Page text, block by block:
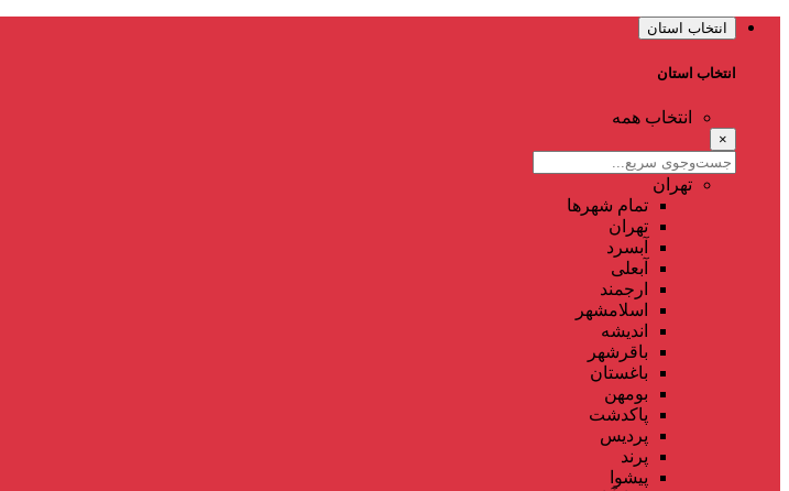
انتخاب استان
انتخاب استان
انتخاب همه
×
تهران
تمام شهر‌ها
تهران
آبسرد
آبعلی
ارجمند
اسلامشهر
اندیشه
باقرشهر
باغستان
بومهن
پاکدشت
پردیس
پرند
پیشوا